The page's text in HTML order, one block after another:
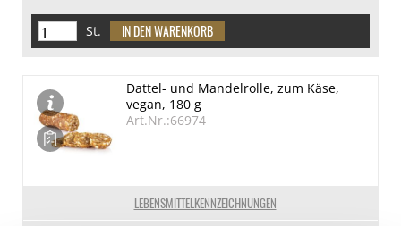
St.
LEBENSMITTELKENNZEICHNUNGEN
Dattel- und Mandelrolle, zum Käse,
vegan, 180 g
Art.Nr.:66974